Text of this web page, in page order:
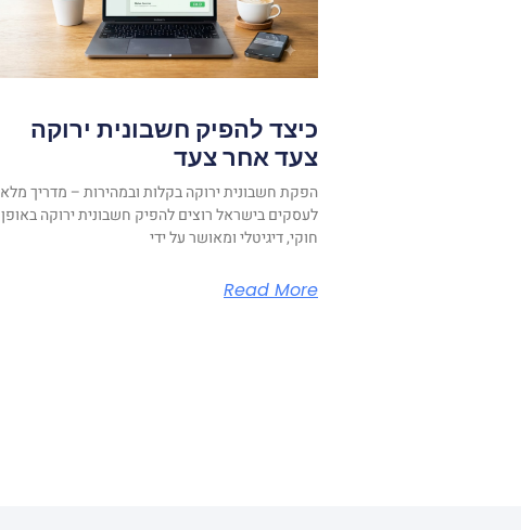
כיצד להפיק חשבונית ירוקה
צעד אחר צעד
הפקת חשבונית ירוקה בקלות ובמהירות – מדריך מלא
לעסקים בישראל רוצים להפיק חשבונית ירוקה באופן
חוקי, דיגיטלי ומאושר על ידי
Read More